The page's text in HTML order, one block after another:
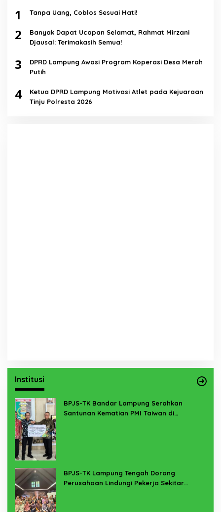
1 Tanpa Uang, Coblos Sesuai Hati!
2
Banyak Dapat Ucapan Selamat, Rahmat Mirzani
Djausal: Terimakasih Semua!
3
DPRD Lampung Awasi Program Koperasi Desa Merah
Putih
4
Ketua DPRD Lampung Motivasi Atlet pada Kejuaraan
Tinju Polresta 2026
Institusi
BPJS-TK Bandar Lampung Serahkan
Santunan Kematian PMI Taiwan di
BPJS-TK Lampung Tengah Dorong
Perusahaan Lindungi Pekerja Sekitar